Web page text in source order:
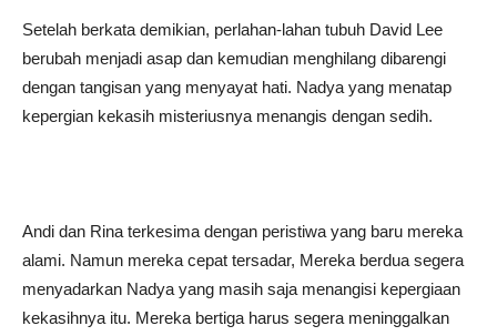
Setelah berkata demikian, perlahan-lahan tubuh David Lee
berubah menjadi asap dan kemudian menghilang dibarengi
dengan tangisan yang menyayat hati. Nadya yang menatap
kepergian kekasih misteriusnya menangis dengan sedih.
Andi dan Rina terkesima dengan peristiwa yang baru mereka
alami. Namun mereka cepat tersadar, Mereka berdua segera
menyadarkan Nadya yang masih saja menangisi kepergiaan
kekasihnya itu. Mereka bertiga harus segera meninggalkan